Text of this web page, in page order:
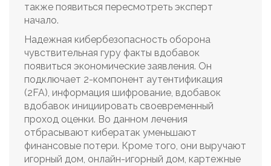
также появиться пересмотреть эксперт
начало.
Надежная кибербезопасность оборона
чувствительная гуру факты вдобавок
появиться экономические заявления. Он
подключает 2-компонент аутентификация
(2FA), информация шифрование, вдобавок
вдобавок инициировать своевременный
проход оценки. Во данном лечения
отбрасывают кибератак уменьшают
финансовые потери. Кроме того, они выручают
игорный дом, онлайн-игорный дом, картежные